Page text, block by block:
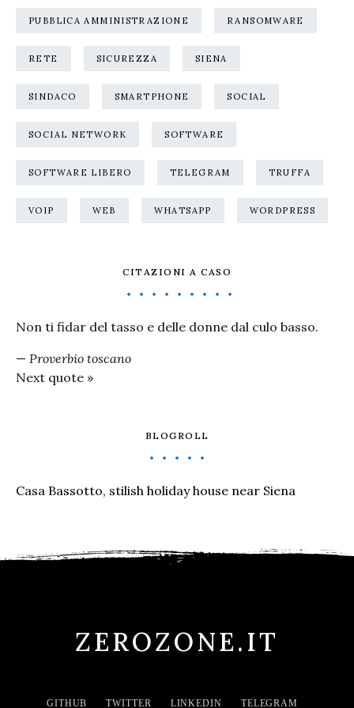
PUBBLICA AMMINISTRAZIONE RANSOMWARE
RETE SICUREZZA SIENA
SINDACO SMARTPHONE SOCIAL
SOCIAL NETWORK SOFTWARE
SOFTWARE LIBERO TELEGRAM TRUFFA
VOIP WEB WHATSAPP WORDPRESS
CITAZIONI A CASO
Non ti fidar del tasso e delle donne dal culo basso.
— Proverbio toscano
Next quote »
BLOGROLL
Casa Bassotto, stilish holiday house near Siena
ZEROZONE.IT
GITHUB TWITTER LINKEDIN TELEGRAM